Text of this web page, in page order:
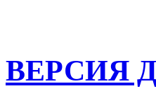
ВЕРСИЯ